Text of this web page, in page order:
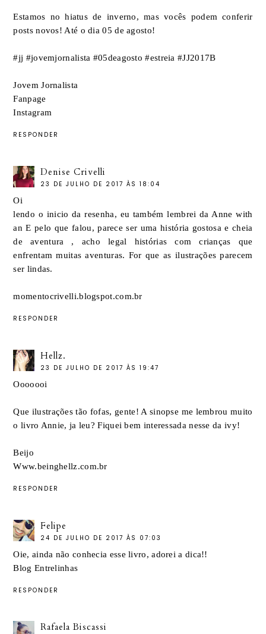
Estamos no hiatus de inverno, mas vocês podem conferir
posts novos! Até o dia 05 de agosto!
#jj #jovemjornalista #05deagosto #estreia #JJ2017B
Jovem Jornalista
Fanpage
Instagram
RESPONDER
Denise Crivelli
23 DE JULHO DE 2017 ÀS 18:04
Oi
lendo o inicio da resenha, eu também lembrei da Anne with
an E pelo que falou, parece ser uma história gostosa e cheia
de aventura , acho legal histórias com crianças que
enfrentam muitas aventuras. For que as ilustrações parecem
ser lindas.
momentocrivelli.blogspot.com.br
RESPONDER
Hellz.
23 DE JULHO DE 2017 ÀS 19:47
Ooooooi
Que ilustrações tão fofas, gente! A sinopse me lembrou muito
o livro Annie, ja leu? Fiquei bem interessada nesse da ivy!
Beijo
Www.beinghellz.com.br
RESPONDER
Felipe
24 DE JULHO DE 2017 ÀS 07:03
Oie, ainda não conhecia esse livro, adorei a dica!!
Blog Entrelinhas
RESPONDER
Rafaela Biscassi